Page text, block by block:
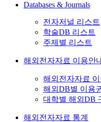
Databases & Journals
전자저널 리스트
학술DB 리스트
주제별 리스트
해외전자자료 이용안
해외전자자료 이
해외DB별 이용
대학별 해외DB
해외전자자료 통계